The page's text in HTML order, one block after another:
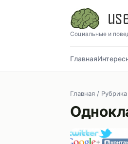
Социальные и
Главная
Главная / Рубрика